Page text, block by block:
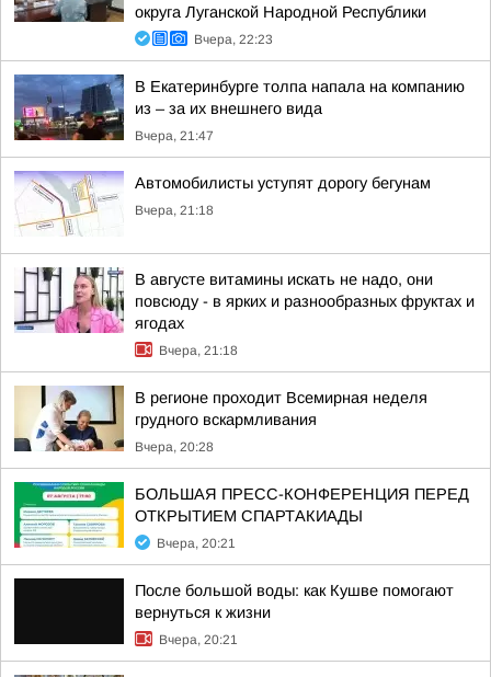
округа Луганской Народной Республики
Вчера, 22:23
В Екатеринбурге толпа напала на компанию
из – за их внешнего вида
Вчера, 21:47
Автомобилисты уступят дорогу бегунам
Вчера, 21:18
В августе витамины искать не надо, они
повсюду - в ярких и разнообразных фруктах и
ягодах
Вчера, 21:18
В регионе проходит Всемирная неделя
грудного вскармливания
Вчера, 20:28
БОЛЬШАЯ ПРЕСС-КОНФЕРЕНЦИЯ ПЕРЕД
ОТКРЫТИЕМ СПАРТАКИАДЫ
Вчера, 20:21
После большой воды: как Кушве помогают
вернуться к жизни
Вчера, 20:21